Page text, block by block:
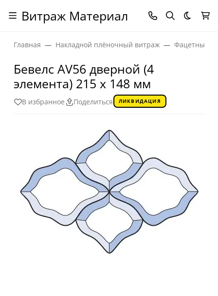
Витраж Материал Темная
Главная Накладной плёночный витраж Фацетные
Бевелс AV56 дверной (4
элемента) 215 х 148 мм
В избранное Поделиться ЛИКВИДАЦИЯ